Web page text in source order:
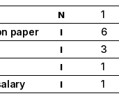
N
1
paper
I
6
I
3
I
1
I 1